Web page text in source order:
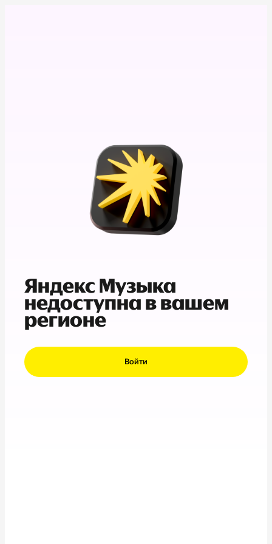
Яндекс Музыка
недоступна в вашем
регионе
Войти